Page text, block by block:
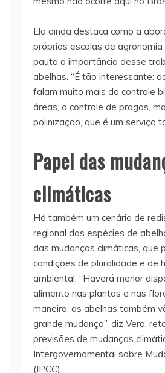
Ela ainda destaca como a
próprias escolas de
pauta a importância desse
abelhas. “É tão interessante:
falam muito mais do controle
áreas, o controle de pragas,
polinização, que é um serviço
Papel das
climáticas
Há também um cenário de
regional das espécies de
das mudanças climáticas, que
condições de pluralidade e de
ambiental. “Haverá menor
alimento nas plantas e nas
maneira, as abelhas também
grande mudança”, diz Vera,
previsões de mudanças
Intergovernamental sobre
(IPCC).